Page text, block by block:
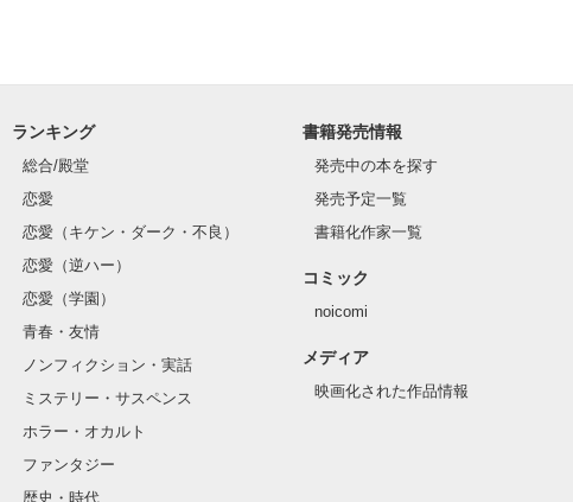
ランキング
総合/殿堂
恋愛
恋愛（キケン・ダーク・不良）
恋愛（逆ハー）
恋愛（学園）
青春・友情
ノンフィクション・実話
ミステリー・サスペンス
ホラー・オカルト
ファンタジー
歴史・時代
書籍発売情報
発売中の本を探す
発売予定一覧
書籍化作家一覧
コミック
noicomi
メディア
映画化された作品情報